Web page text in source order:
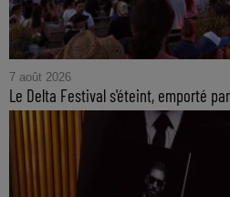
7 août 2026
Le Delta Festival s'éteint, emporté